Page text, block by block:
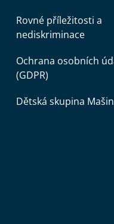
Rovné příležitosti a
nediskriminace
Ochrana osobních
(GDPR)
Dětská skupina